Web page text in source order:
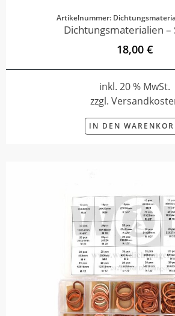
Artikelnummer:
Dichtungsmaterialien –
18,00 €
inkl. 20 % MwSt.
zzgl.
IN DEN